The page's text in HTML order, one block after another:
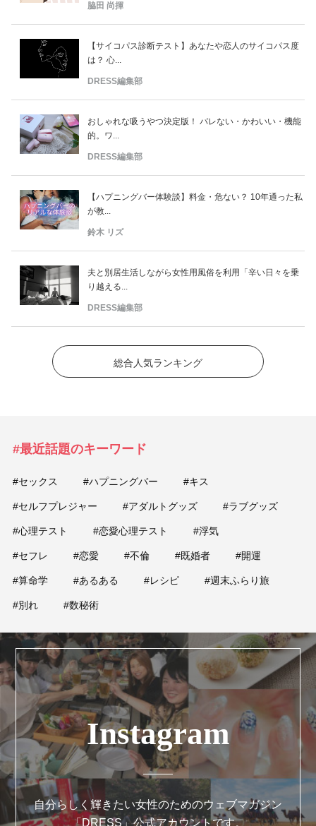
脇田 尚揮
【サイコパス診断テスト】あなたや恋人のサイコパス度
は？ 心...
DRESS編集部
おしゃれな吸うやつ決定版！ バレない・かわいい・機能
的。ワ...
DRESS編集部
【ハプニングバー体験談】料金・危ない？ 10年通った私
が教...
鈴木 リズ
夫と別居生活しながら女性用風俗を利用「辛い日々を乗
り越える...
DRESS編集部
総合人気ランキング
#最近話題のキーワード
#セックス #ハプニングバー #キス
#セルフプレジャー #アダルトグッズ #ラブグッズ
#心理テスト #恋愛心理テスト #浮気
#セフレ #恋愛 #不倫 #既婚者 #開運
#算命学 #あるある #レシピ #週末ふらり旅
#別れ #数秘術
Instagram
自分らしく輝きたい女性のためのウェブマガジン
「DRESS」公式アカウントです。